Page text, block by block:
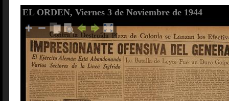
EL ORDEN, Viernes 3 de Noviembre de 1944